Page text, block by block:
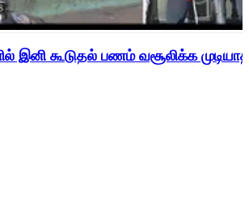
இனி கூடுதல் பணம் வசூலிக்க